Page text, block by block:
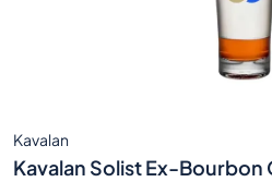
Kavalan
Kavalan Solist Ex-Bourbon